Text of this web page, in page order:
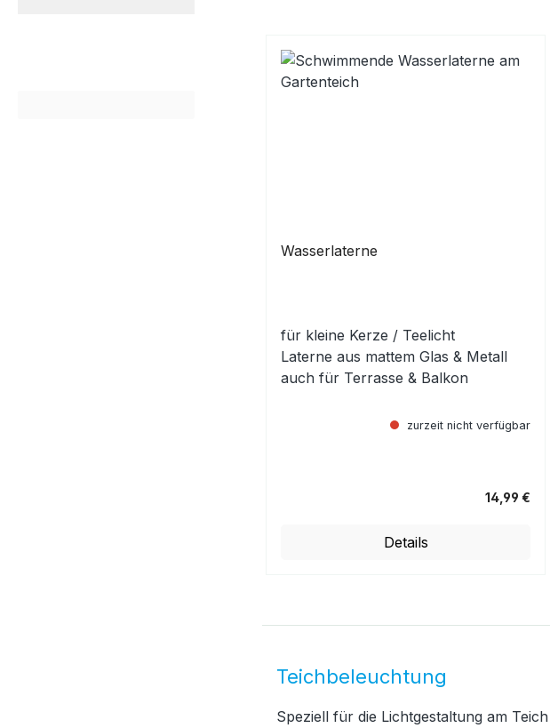
Wasserlaterne
für kleine Kerze / Teelicht
Laterne aus mattem Glas & Metall
auch für Terrasse & Balkon
zurzeit nicht verfügbar
14,99 €
Details
Teichbeleuchtung
Speziell für die Lichtgestaltung am